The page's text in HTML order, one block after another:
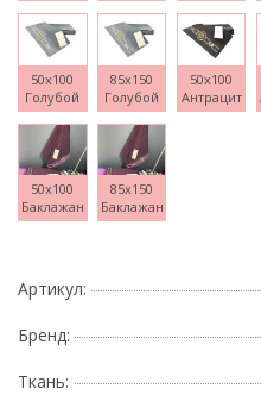
50x100
Голубой
85x150
Голубой
50x100
Антрацит
50x100
Баклажан
85x150
Баклажан
Артикул:
Бренд:
Ткань: